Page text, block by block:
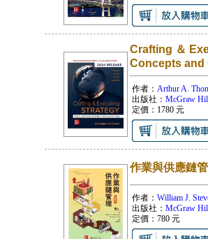
Crafting ＆
Concepts and
作者： Arthur A.
出版社： McGraw
定價： 1780元
作業與供應鏈
作者： William J.
出版社： McGraw
定價： 780元